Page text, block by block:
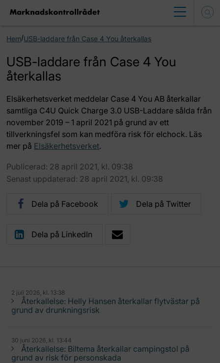
Hem/USB-laddare från Case 4 You återkallas
USB-laddare från Case 4 You
återkallas
Elsäkerhetsverket meddelar Case 4 You AB återkallar
samtliga C4U Quick Charge 3.0 USB-Laddare sålda från
november 2019 – 1 april 2021 på grund av ett
tillverkningsfel som kan medföra risk för elchock. Läs
mer på Elsäkerhetsverket.
Publicerad: 28 april 2021, kl. 09:38
Senast uppdaterad: 28 april 2021, kl. 09:38
Dela på Facebook Dela på Twitter
Dela på LinkedIn
2 juli 2026, kl. 13:38
Återkallelse: Helly Hansen återkallar flytvästar på
grund av drunkningsrisk
30 juni 2026, kl. 13:44
Återkallelse: Biltema återkallar campingstol på
grund av risk för personskada